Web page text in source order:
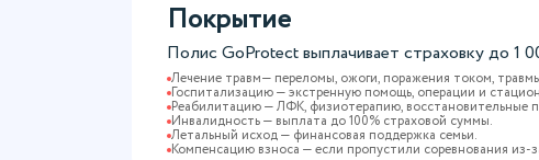
Покрытие
Полис GoProtect выплачивает страховку до 1
Лечение травм— переломы, ожоги, поражения током,
Госпитализацию — экстренную помощь, операции и
Реабилитацию — ЛФК, физиотерапию, восстановительные
Инвалидность — выплата до 100% страховой суммы.
Летальный исход — финансовая поддержка семьи.
Компенсацию взноса — если пропустили соревнования из-